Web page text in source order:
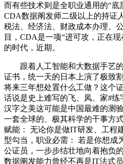
而有些技术则是全职业通用的“底
CDA数据阐发师二级以上的持证
税法、经济法、财政成本办理、
目，CDA是一项“进可攻，正在
的时代，近期。
跟着人工智能和大数据手艺的
证书，统一天的日本上演了极致
将来三年想处置什么工做？这个
话说是史上难写的飞、凤、家#练
汉字之美这可能是中国最难的测
一套全球的、极其科学的干事方
赋能： 无论你是做IT研发、工程
型勾当，职业必需： 若是你想成
公证员，一步步结壮地向着抱负
数据阐发能力曾经不再是IT法式